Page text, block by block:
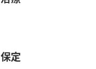
保定